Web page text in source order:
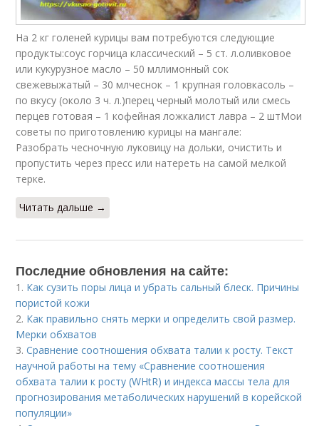
На 2 кг голеней курицы вам потребуются следующие
продукты:соус горчица классический – 5 ст. л.оливковое
или кукурузное масло – 50 мллимонный сок
свежевыжатый – 30 млчеснок – 1 крупная головкасоль –
по вкусу (около 3 ч. л.)перец черный молотый или смесь
перцев готовая – 1 кофейная ложкалист лавра – 2 штМои
советы по приготовлению курицы на мангале:
Разобрать чесночную луковицу на дольки, очистить и
пропустить через пресс или натереть на самой мелкой
терке.
Читать дальше →
Последние обновления на сайте:
1. Как сузить поры лица и убрать сальный блеск. Причины
пористой кожи
2. Как правильно снять мерки и определить свой размер.
Мерки обхватов
3.Сравнение соотношения обхвата талии к росту. Текст
научной работы на тему «Сравнение соотношения
обхвата талии к росту (WHtR) и индекса массы тела для
прогнозирования метаболических нарушений в корейской
популяции»